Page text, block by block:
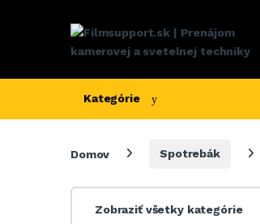
Kategórie
Domov Spotrebák
Zobraziť všetky kategórie